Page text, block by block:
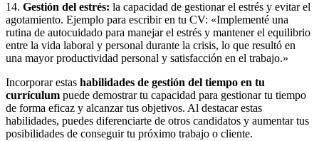
14. Gestión del estrés: la capacidad de gestionar el estrés y evitar el
agotamiento. Ejemplo para escribir en tu CV: «Implementé una
rutina de autocuidado para manejar el estrés y mantener el equilibrio
entre la vida laboral y personal durante la crisis, lo que resultó en
una mayor productividad personal y satisfacción en el trabajo.»
Incorporar estas habilidades de gestión del tiempo en tu
currículum puede demostrar tu capacidad para gestionar tu tiempo
de forma eficaz y alcanzar tus objetivos. Al destacar estas
habilidades, puedes diferenciarte de otros candidatos y aumentar tus
posibilidades de conseguir tu próximo trabajo o cliente.